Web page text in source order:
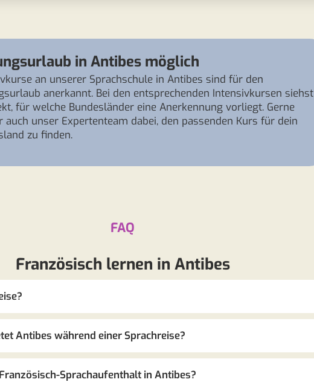
in Antibes möglich
an unserer Sprachschule in Antibes sind für den
anerkannt. Bei den entsprechenden Intensivkursen siehst
für welche Bundesländer eine Anerkennung vorliegt. Gerne
auch unser Expertenteam dabei, den passenden Kurs für dein
zu finden.
FAQ
Französisch lernen in Antibes
Antibes während einer Sprachreise?
Sprachaufenthalt in Antibes?